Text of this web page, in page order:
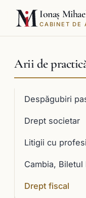
Ionaș
CABINET DE
Arii de
Despăgubiri
Drept societar
Litigii cu
Cambia,
Drept fiscal